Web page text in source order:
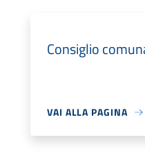
Consiglio
VAI ALLA PAGINA